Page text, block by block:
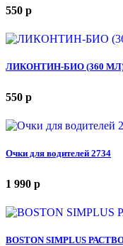
550 p
ЛИКОНТИН-БИО (360
550 p
Очки для водителей 2734
1 990 p
BOSTON SIMPLUS